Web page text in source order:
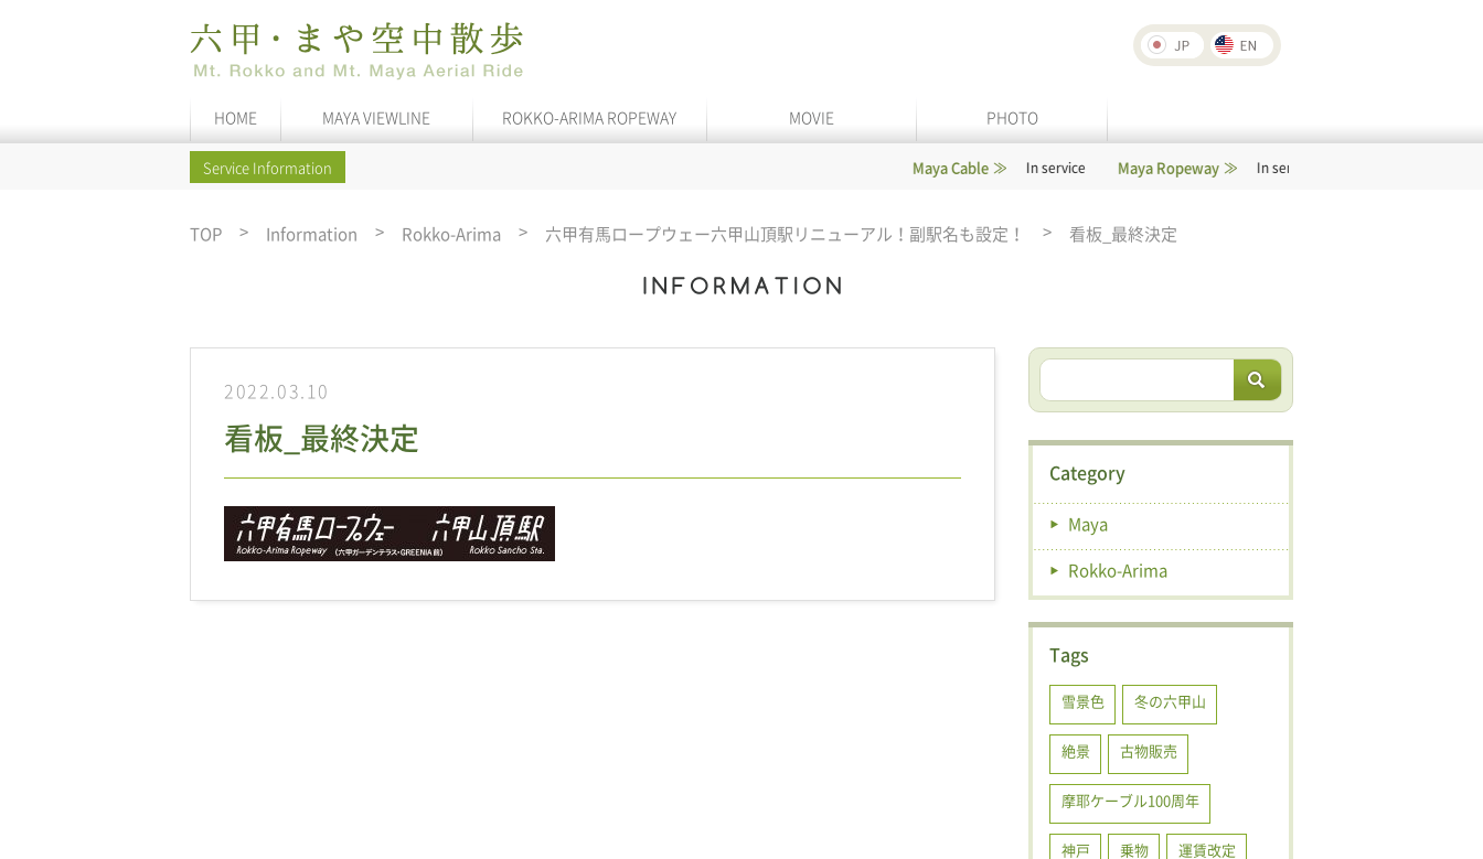
HOME MAYA VIEWLINE ROKKO-ARIMA ROPEWAY MOVIE PHOTO
Service Information Maya Cable In service Maya Ropeway In service Rokko-Arima Ropeway
TOP Information Rokko-Arima 六甲有馬ロープウェー六甲山頂駅リニューアル！副駅名も設定！ 看板_最終決定
2022.03.10
看板_最終決定
Category
Maya
Rokko-Arima
Tags
雪景色 冬の六甲山
絶景 古物販売
摩耶ケーブル100周年
神戸 乗物 運賃改定